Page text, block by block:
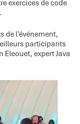
exercices de code
de l’événement,
participants
Eleouet, expert Java